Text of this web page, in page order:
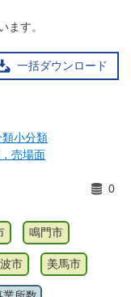
ます。
一括ダウンロード
小分類
売場面
0
鳴門市
市 美馬市